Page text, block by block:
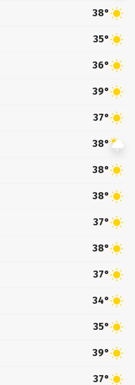
38°
35°
36°
39°
37°
38°
38°
38°
37°
38°
37°
34°
35°
39°
37°